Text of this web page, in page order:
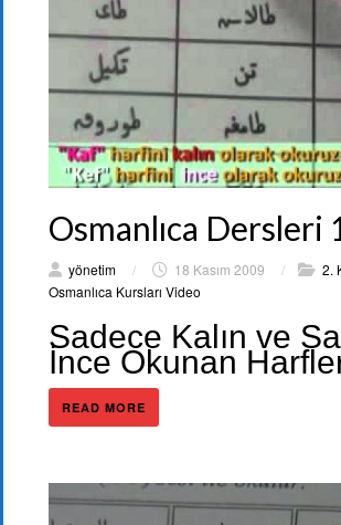
Osmanlıca Dersleri
yönetim / 18 Kasım 2009 / 2.
Osmanlıca Kursları Video
Sadece Kalın ve
İnce Okunan
READ MORE